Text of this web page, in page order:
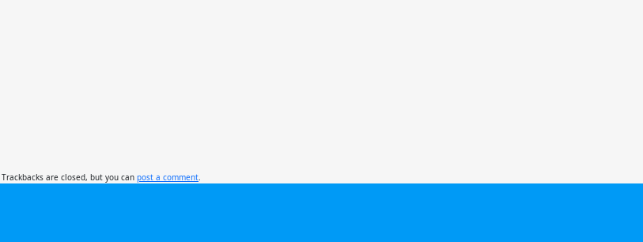
. Trackbacks are closed, but you can post a comment